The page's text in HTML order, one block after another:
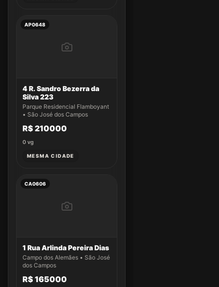
AP0648
4 R. Sandro Bezerra da
Silva 223
Parque Residencial Flamboyant
• São José dos Campos
R$ 210000
0 vg
MESMA CIDADE
CA0606
1 Rua Arlinda Pereira Dias
Campo dos Alemães • São José
dos Campos
R$ 165000